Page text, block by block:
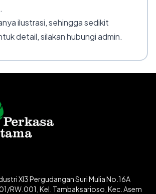
ilustrasi, sehingga sedikit
detail, silakan hubungi admin.
XI3 Pergudangan Suri Mulia No.16A
RW.001, Kel. Tambaksarioso, Kec. Asem